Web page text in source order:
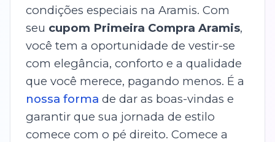
condições especiais na Aramis. Com
seu cupom Primeira Compra Aramis,
você tem a oportunidade de vestir-se
com elegância, conforto e a qualidade
que você merece, pagando menos. É a
nossa forma de dar as boas-vindas e
garantir que sua jornada de estilo
comece com o pé direito. Comece a